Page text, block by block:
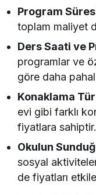
Program
toplam maliyet
Ders Saati ve
programlar ve
göre daha
Konaklama
evi gibi farklı
fiyatlara sahiptir.
Okulun
sosyal
de fiyatları